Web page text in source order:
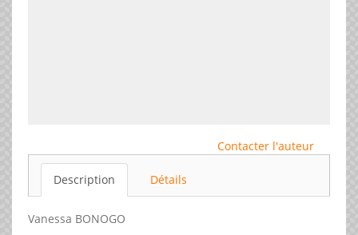
Contacter l'auteur
Description Détails
Vanessa BONOGO